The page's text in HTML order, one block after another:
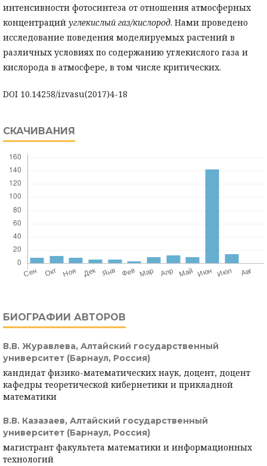
интенсивности фотосинтеза от отношения атмосферных
концентраций углекислый газ/кислород. Нами проведено
исследование поведения моделируемых растений в
различных условиях по содержанию углекислого газа и
кислорода в атмосфере, в том числе критических.
DOI 10.14258/izvasu(2017)4-18
СКАЧИВАНИЯ
БИОГРАФИИ АВТОРОВ
В.В. Журавлева, Алтайский государственный
университет (Барнаул, Россия)
кандидат физико-математических наук, доцент, доцент
кафедры теоретической кибернетики и прикладной
математики
В.В. Казазаев, Алтайский государственный
университет (Барнаул, Россия)
магистрант факультета математики и информационных
технологий